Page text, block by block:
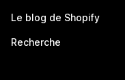
Le blog de Shopify
Recherche